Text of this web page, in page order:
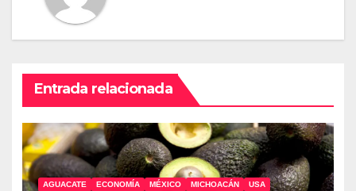
Entrada relacionada
AGUACATE ECONOMÍA MÉXICO MICHOACÁN USA